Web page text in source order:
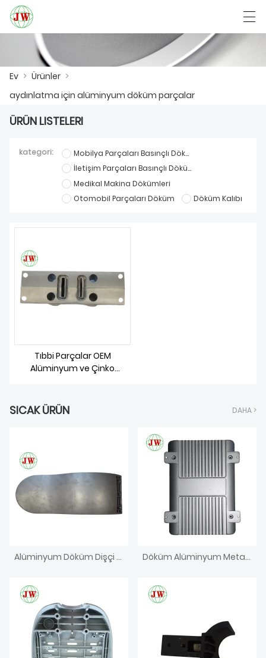
EV
BIZIMLE ILETIŞIME GEÇIN
HAKKIMIZDA
العربية Deutsch English
Ev > Ürünler >
aydınlatma için alüminyum döküm parçalar
ÜRÜN LISTELERI
kategori:
Mobilya Parçaları Basınçlı Döküm
İletişim Parçaları Basınçlı Döküm
Medikal Makina Dökümleri
Otomobil Parçaları Döküm
Döküm Kalıbı
Tıbbi Parçalar OEM
Alüminyum ve Çinko
SICAK ÜRÜN DAHA >
Alüminyum Döküm Dişçi Koltuğu Döküm Alüminyum Metal Braket